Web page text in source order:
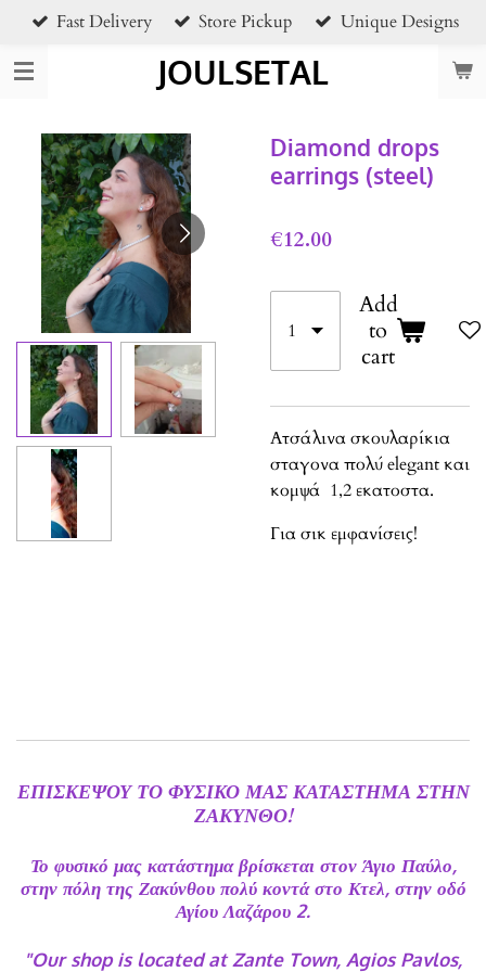
Skip
main
JOULSETAL
Fast Delivery Store Pickup Unique Designs
Diamond drops
earrings (steel)
€12.00
Add
to
cart
Ατσάλινα σκουλαρίκια
σταγονα πολύ elegant και
κομψά 1,2 εκατοστα.
Για σικ εμφανίσεις!
ΕΠΙΣΚΕΨΟΥ ΤΟ ΦΥΣΙΚΟ ΜΑΣ ΚΑΤΑΣΤΗΜΑ ΣΤΗΝ
ΖΑΚΥΝΘΟ!
Το φυσικό μας κατάστημα βρίσκεται στον Άγιο Παύλο,
στην πόλη της Ζακύνθου πολύ κοντά στο Κτελ, στην οδό
Αγίου Λαζάρου 2.
"Our shop is located at Zante Town, Agios Pavlos,